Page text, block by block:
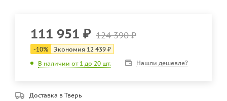
111 951 ₽ 124 390₽
-10% Экономия 12 439 ₽
В наличии от 1 до 20 шт.
Нашли дешевле?
Доставка в Тверь